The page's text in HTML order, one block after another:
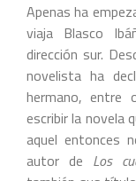
Apenas ha
viaja Blasco
dirección sur.
novelista ha
hermano, entre
escribir la novela
aquel entonces
autor de Los